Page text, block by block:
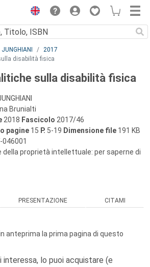
2017
disabilità fisica
sulla disabilità fisica
Brunialti
2018 Fascicolo 2017/46
pagine 15 P. 5-19 Dimensione file 191 KB
della proprietà intellettuale: per saperne di
PRESENTAZIONE CITAMI
anteprima la prima pagina di questo
lo puoi acquistare (e